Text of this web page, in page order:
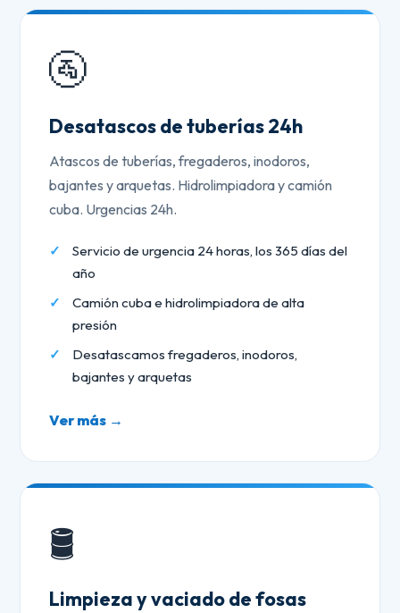
🚰
Desatascos de tuberías 24h
Atascos de tuberías, fregaderos, inodoros,
bajantes y arquetas. Hidrolimpiadora y camión
cuba. Urgencias 24h.
Servicio de urgencia 24 horas, los 365 días del
año
Camión cuba e hidrolimpiadora de alta
presión
Desatascamos fregaderos, inodoros,
bajantes y arquetas
Ver más →
🛢️
Limpieza y vaciado de fosas